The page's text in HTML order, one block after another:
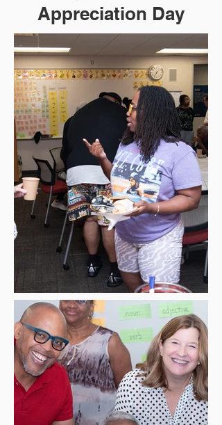
Appreciation Day